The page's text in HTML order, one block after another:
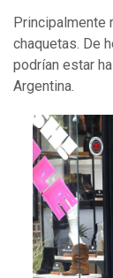
Principalmente
chaquetas. De
podrían estar
Argentina.